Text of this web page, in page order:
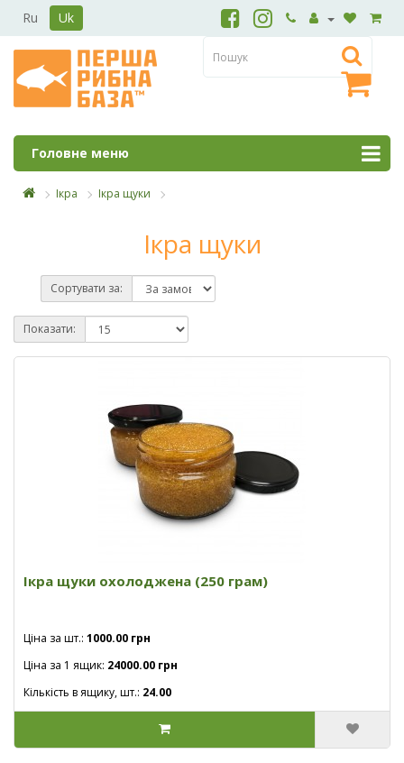
Ru Uk
Головне меню
Ікра Ікра щуки
Ікра щуки
Сортувати за:
Показати:
Ікра щуки охолоджена (250 грам)
Ціна за шт.: 1000.00 грн
Ціна за 1 ящик: 24000.00 грн
Кількість в ящику, шт.: 24.00